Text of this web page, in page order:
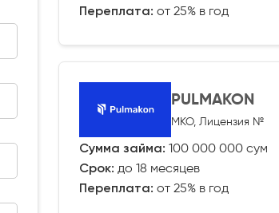
Переплата: от 25% в год
PULMAKON
МКО, Лицензия №
Сумма займа: 100 000 000 сум
Срок: до 18 месяцев
Переплата: от 25% в год